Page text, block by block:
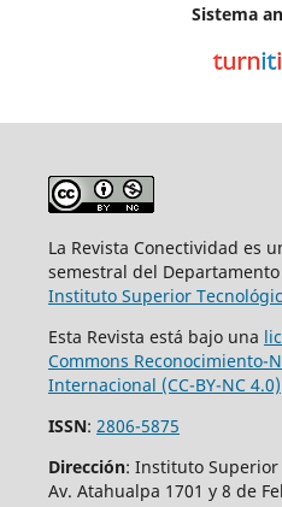
Sistema
La Revista Conectividad es
semestral del
Instituto Superior
Esta Revista está bajo una
Commons Reconocimiento-
Internacional (CC-BY-NC 4.0)
ISSN: 2806-5875
Dirección: Instituto Superior
Av. Atahualpa 1701 y 8 de